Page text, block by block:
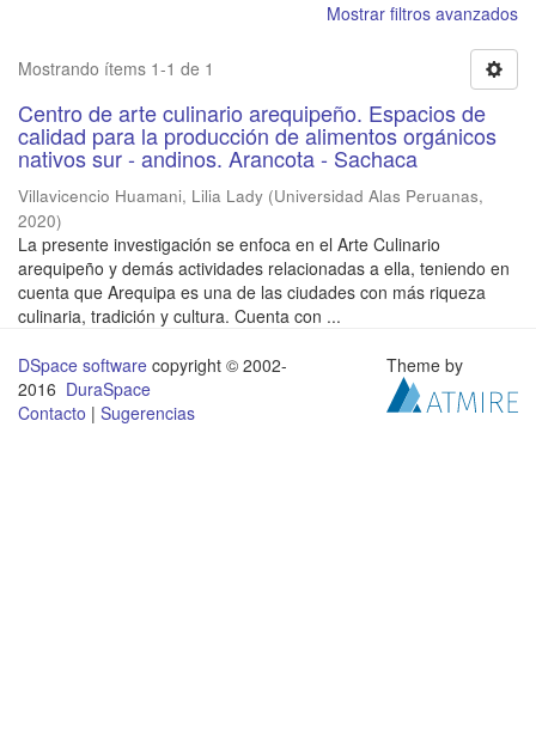
Mostrar filtros avanzados
Mostrando ítems 1-1 de 1
Centro de arte culinario arequipeño. Espacios de
calidad para la producción de alimentos orgánicos
nativos sur - andinos. Arancota - Sachaca
Villavicencio Huamani, Lilia Lady (Universidad Alas Peruanas,
2020)
La presente investigación se enfoca en el Arte Culinario
arequipeño y demás actividades relacionadas a ella, teniendo en
cuenta que Arequipa es una de las ciudades con más riqueza
culinaria, tradición y cultura. Cuenta con ...
DSpace software copyright © 2002-
2016 DuraSpace
Contacto | Sugerencias
Theme by